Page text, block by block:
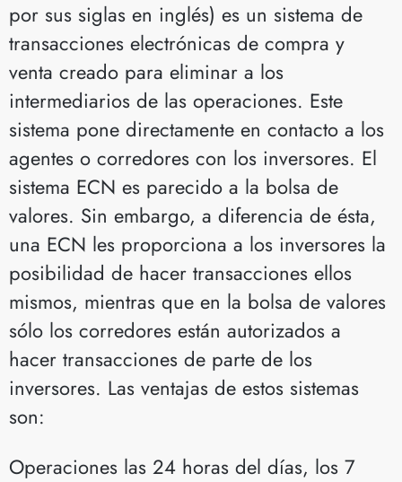
por sus siglas en inglés) es un sistema de
transacciones electrónicas de compra y
venta creado para eliminar a los
intermediarios de las operaciones. Este
sistema pone directamente en contacto a los
agentes o corredores con los inversores. El
sistema ECN es parecido a la bolsa de
valores. Sin embargo, a diferencia de ésta,
una ECN les proporciona a los inversores la
posibilidad de hacer transacciones ellos
mismos, mientras que en la bolsa de valores
sólo los corredores están autorizados a
hacer transacciones de parte de los
inversores. Las ventajas de estos sistemas
son:
Operaciones las 24 horas del días, los 7